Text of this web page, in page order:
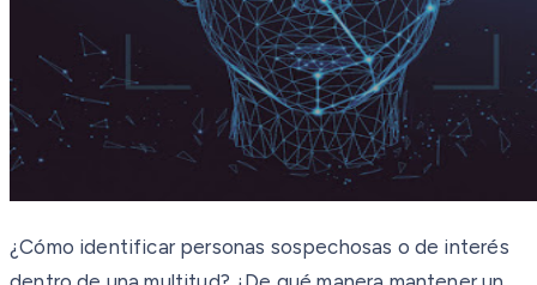
¿Cómo identificar personas sospechosas o de interés